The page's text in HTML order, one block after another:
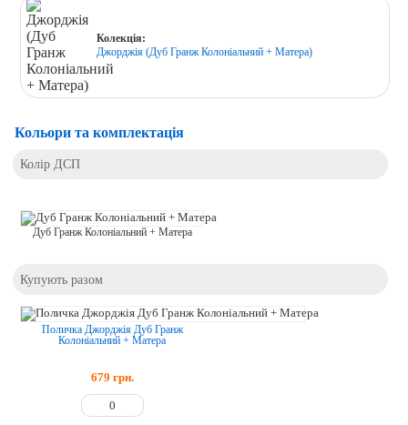
Колекція:
Джорджія (Дуб Гранж Колоніальний + Матера)
Кольори та комплектація
Колір ДСП
Дуб Гранж Колоніальний + Матера
Купують разом
Поличка Джорджія Дуб Гранж
Колоніальний + Матера
679 грн.